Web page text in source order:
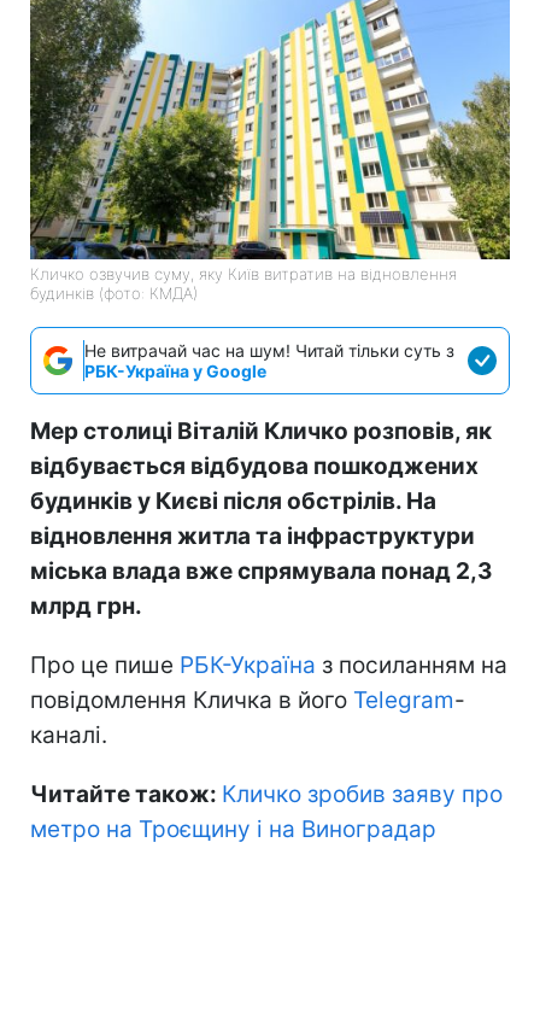
Кличко озвучив суму, яку Київ витратив на відновлення
будинків (фото: КМДА)
Не витрачай час на шум! Читай тільки суть з
РБК-Україна у Google
Мер столиці Віталій Кличко розповів, як
відбувається відбудова пошкоджених
будинків у Києві після обстрілів. На
відновлення житла та інфраструктури
міська влада вже спрямувала понад 2,3
млрд грн.
Про це пише РБК-Україна з посиланням на
повідомлення Кличка в його Telegram-
каналі.
Читайте також: Кличко зробив заяву про
метро на Троєщину і на Виноградар